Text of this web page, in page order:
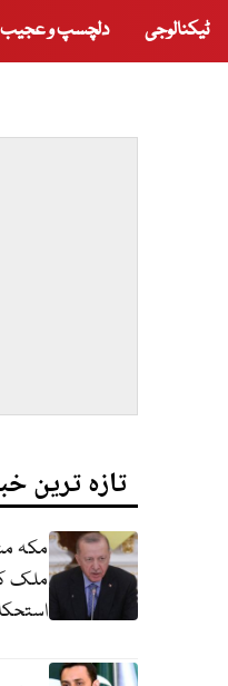
ٹیکنالوجی دلچسپ و عجیب
تازہ ترین
مکہ
ملک